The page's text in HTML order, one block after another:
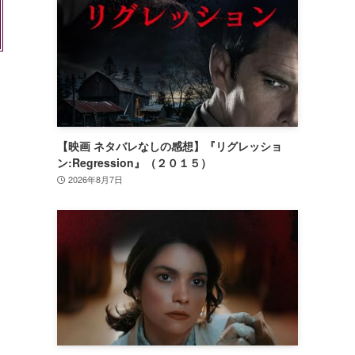
【映画 ネタバレなしの感想】『リグレッショ
ン:Regression』（２０１５）
2026年8月7日